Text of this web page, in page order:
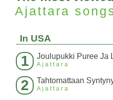
Ajattara
In USA
1 Joulupukki Puree Ja
Ajattara
2 Tahtomattaan
Ajattara